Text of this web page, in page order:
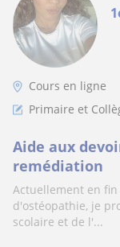
Cours en ligne
Primaire et
Aide aux
remédiation
Actuellement en
d'ostéopathie, je
scolaire et de l'...